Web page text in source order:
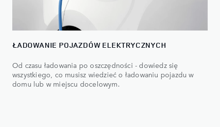
ŁADOWANIE POJAZDÓW ELEKTRYCZNYCH
Od czasu ładowania po oszczędności - dowiedz się
wszystkiego, co musisz wiedzieć o ładowaniu pojazdu w
domu lub w miejscu docelowym.